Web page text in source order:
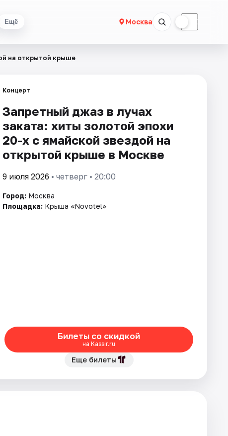
Ещё Москва ☾
на открытой крыше
Концерт
Запретный джаз в лучах
заката: хиты золотой эпохи
20-х с ямайской звездой на
открытой крыше в Москве
9 июля 2026 • четверг • 20:00
Город: Москва
Площадка: Крыша «Novotel»
Билеты со скидкой
на Kassir.ru
Еще билеты